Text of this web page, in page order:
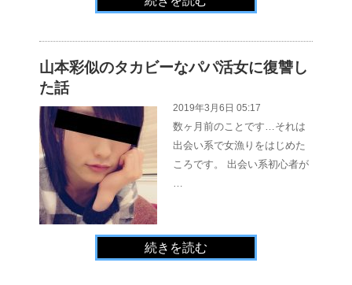
山本彩似のタカビーなパパ活女に復讐し
た話
2019年3月6日 05:17
数ヶ月前のことです…それは
出会い系で女漁りをはじめた
ころです。 出会い系初心者が
続きを読む